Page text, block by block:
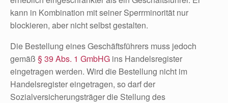
kann in Kombination mit seiner Sperrminorität nur
blockieren, aber nicht selbst gestalten.
Die Bestellung eines Geschäftsführers muss jedoch
gemäß § 39 Abs. 1 GmbHG ins Handelsregister
eingetragen werden. Wird die Bestellung nicht im
Handelsregister eingetragen, so darf der
Sozialversicherungsträger die Stellung des